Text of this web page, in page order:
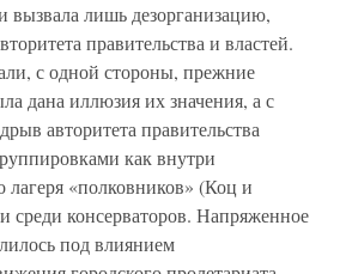
лишь дезорганизацию,
правительства и властей.
с одной стороны, прежние
дана иллюзия их значения, а с
авторитета правительства
как внутри
лагеря «полковников» (Коц и
среди консерваторов. Напряженное
под влиянием